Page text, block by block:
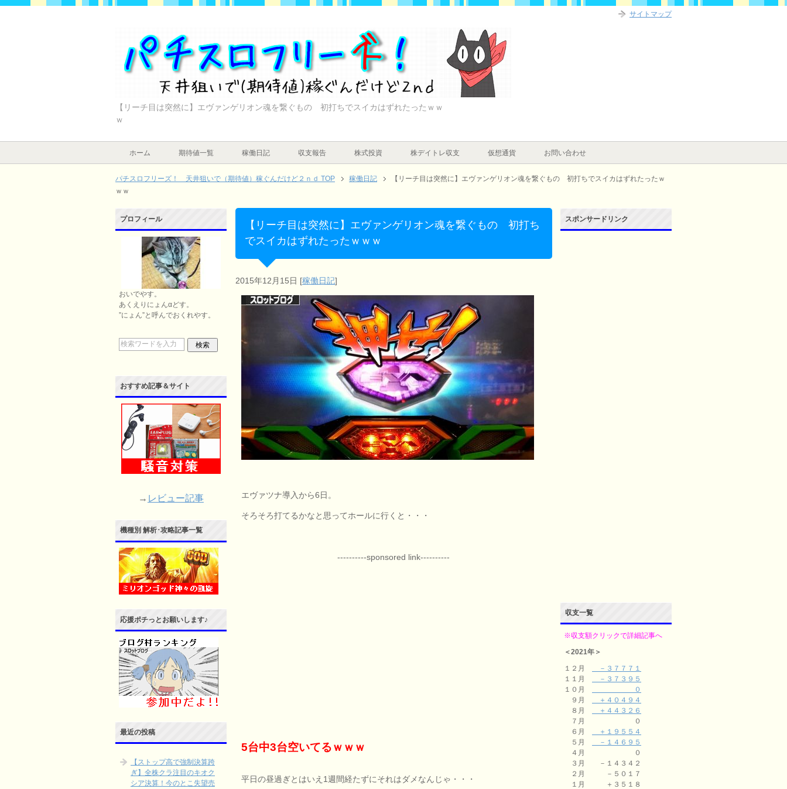
【リーチ目は突然に】エヴァンゲリオン魂を繋ぐもの 初打ちでスイカはずれたったｗｗ
ｗ
ホーム 期待値一覧 稼働日記 収支報告 株式投資 株デイトレ収支 仮想通貨 お問い合わせ
パチスロフリーズ！ 天井狙いで（期待値）稼ぐんだけど２ｎｄ TOP 稼働日記
【リーチ目は突然に】エヴァンゲリオン魂を繋ぐもの 初打ちでスイカはずれたったｗ
ｗｗ
【リーチ目は突然に】エヴァンゲリオン魂を繋ぐもの 初打ち
でスイカはずれたったｗｗｗ
2015年12月15日 [稼働日記]
エヴァツナ導入から6日。
そろそろ打てるかなと思ってホールに行くと・・・
----------sponsored link----------
5台中3台空いてるｗｗｗ
平日の昼過ぎとはいえ1週間経たずにそれはダメなんじゃ・・・
プロフィール
おいでやす。
あくえりにょんαどす。
”にょん”と呼んでおくれやす。
おすすめ記事＆サイト
→ レビュー記事
機種別 解析･攻略記事一覧
応援ポチっとお願いします♪
最近の投稿
【ストップ高で強制決算跨
ぎ】全株クラ注目のキオク
シア決算！今のとこ失望売
スポンサードリンク
収支一覧
※収支額クリックで詳細記事へ
＜2021年＞
１２月
－３７７７１
１１月
－３７３９５
１０月
０
９月
＋４０４９４
８月
＋４４３２６
７月 ０
６月
＋１９５５４
５月
－１４６９５
４月 ０
３月 －１４３４２
２月 －５０１７
１月 ＋３５１８
サイトマップ